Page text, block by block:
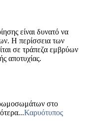
είναι δυνατό να
Η περίσσεια των
σε τράπεζα εμβρύων
αποτυχίας.
στο
Καρυότυπος